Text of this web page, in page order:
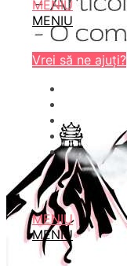
MENIU
MENIU
Vrei să ne ajuți?
MENIU
MENIU